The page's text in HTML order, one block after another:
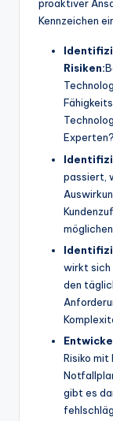
proaktiver
Kennzeichen
Risiken:
Experten?
passiert,
wirkt sich
den
Risiko mit
gibt es